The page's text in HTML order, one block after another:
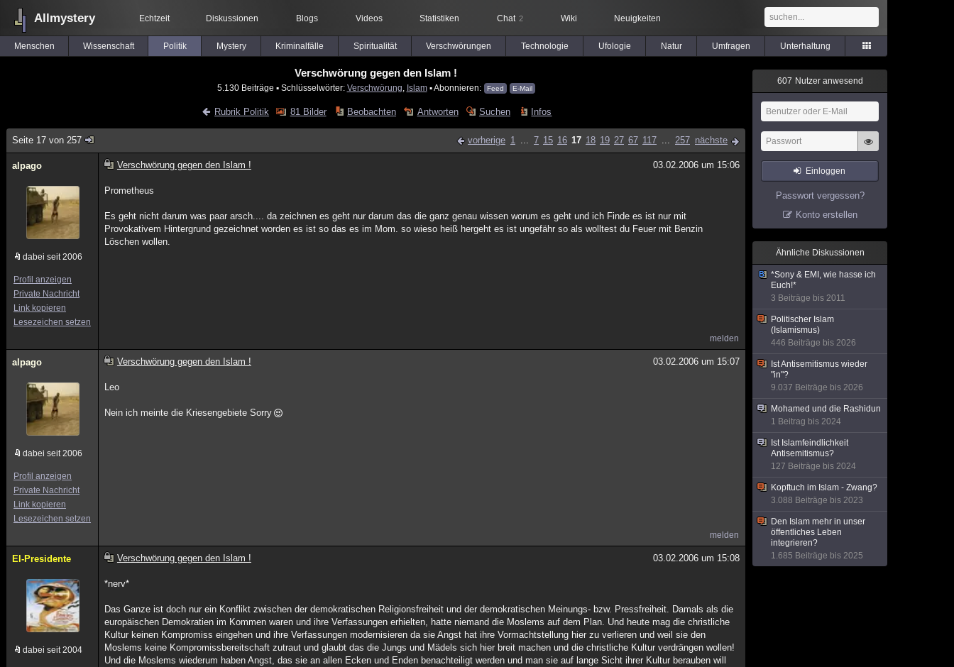
Allmystery Echtzeit Diskussionen Blogs Videos Statistiken Chat 2 Wiki Neuigkeiten
Menschen Wissenschaft Politik Mystery Kriminalfälle Spiritualität Verschwörungen Technologie Ufologie Natur Umfragen Unterhaltung
Verschwörung gegen den Islam !
5.130 Beiträge ▪ Schlüsselwörter: Verschwörung Islam▪ Abonnieren: Feed E-Mail
Rubrik Politik 81 Bilder Beobachten Antworten Suchen Infos
Seite 17 von 257 vorherige 1 ... 7 15 16 17 18 19 27 67 117 ... 257 nächste
alpago
dabei seit 2006
Profil anzeigen
Private Nachricht
Link kopieren
Lesezeichen setzen
Verschwörung gegen den Islam ! 03.02.2006 um 15:06
Prometheus
Es geht nicht darum was paar arsch.... da zeichnen es geht nur darum das die ganz genau wissen worum es geht und ich Finde es ist nur mit
Provokativem Hintergrund gezeichnet worden es ist so das es im Mom. so wieso heiß hergeht es ist ungefähr so als wolltest du Feuer mit Benzin
Löschen wollen.
melden
alpago
dabei seit 2006
Profil anzeigen
Private Nachricht
Link kopieren
Lesezeichen setzen
Verschwörung gegen den Islam ! 03.02.2006 um 15:07
Leo
Nein ich meinte die Kriesengebiete Sorry
melden
El-Presidente
dabei seit 2004
Verschwörung gegen den Islam ! 03.02.2006 um 15:08
*nerv*
Das Ganze ist doch nur ein Konflikt zwischen der demokratischen Religionsfreiheit und der demokratischen Meinungs- bzw. Pressfreiheit. Damals als die
europäischen Demokratien im Kommen waren und ihre Verfassungen erhielten, hatte niemand die Moslems auf dem Plan. Und heute mag die christliche
Kultur keinen Kompromiss eingehen und ihre Verfassungen modernisieren da sie Angst hat ihre Vormachtstellung hier zu verlieren und weil sie den
Moslems keine Kompromissbereitschaft zutraut und glaubt das die Jungs und Mädels sich hier breit machen und die christliche Kultur verdrängen wollen!
Und die Moslems wiederum haben Angst, das sie an allen Ecken und Enden benachteiligt werden und man sie auf lange Sicht ihrer Kultur berauben will
607 Nutzer anwesend
Einloggen
Passwort vergessen?
Konto erstellen
Ähnliche Diskussionen
*Sony & EMI, wie hasse ich
Euch!*
3 Beiträge bis 2011
Politischer Islam
(Islamismus)
446 Beiträge bis 2026
Ist Antisemitismus wieder
"in"?
9.037 Beiträge bis 2026
Mohamed und die Rashidun
1 Beitrag bis 2024
Ist Islamfeindlichkeit
Antisemitismus?
127 Beiträge bis 2024
Kopftuch im Islam - Zwang?
3.088 Beiträge bis 2023
Den Islam mehr in unser
öffentliches Leben
integrieren?
1.685 Beiträge bis 2025